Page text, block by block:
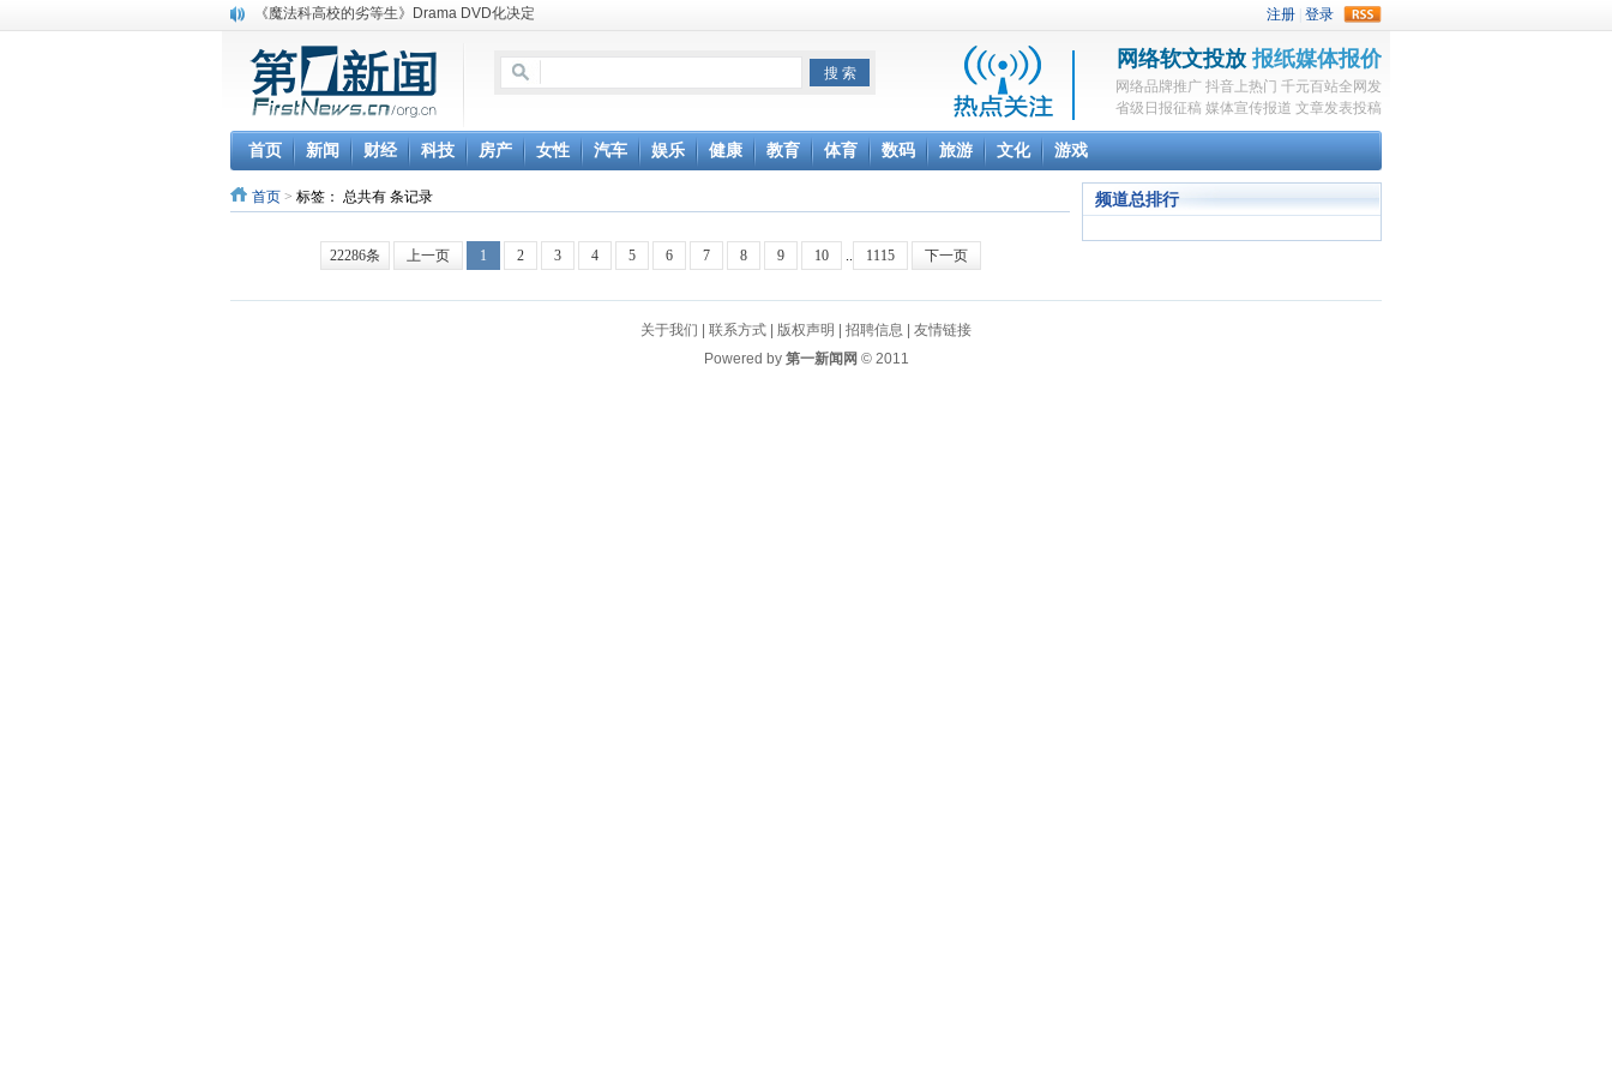
《魔法科高校的劣等生》Drama DVD化决定
消息称刘强东要求京东商城明年扭亏为盈
保健品也能吃出一身病? 康宝莱员工自揭多项家丑
煤价"跳水"电企利润"蹦高" 电煤联动亟待完善
苹果公司自建太阳能电厂为数据中心供电
吃饭、睡觉、黑人人？
网络电商和传统出版商的角逐：亚马逊停止接受Hachette所有图书订单
《中二病也想谈恋爱》女主角特报预告公开
网络软文投放 报纸媒体报价
网络品牌推广 抖音上热门 千元百站全网发
省级日报征稿 媒体宣传报道 文章发表投稿
首页 新闻 财经 科技 房产 女性 汽车 娱乐 健康 教育 体育 数码 旅游 文化 游戏
首页 > 标签： 总共有 条记录
22286条 上一页 1 2 3 4 5 6 7 8 9 10 .. 1115 下一页
频道总排行
关于我们 联系方式 版权声明 招聘信息
友情链接
Powered by 第一新闻网 © 2011